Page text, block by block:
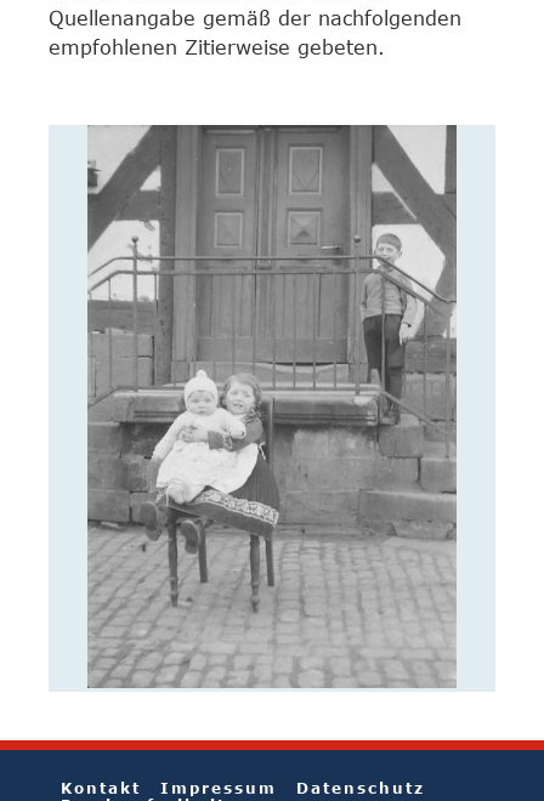
Quellenangabe gemäß der nachfolgenden
empfohlenen Zitierweise gebeten.
Kontakt Impressum
Datenschutz